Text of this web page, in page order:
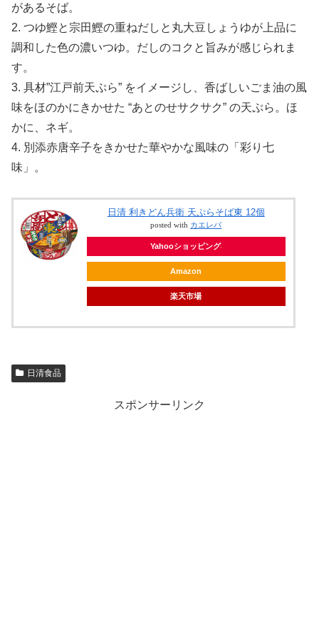
があるそば。
2. つゆ鰹と宗田鰹の重ねだしと丸大豆しょうゆが上品に
調和した色の濃いつゆ。だしのコクと旨みが感じられま
す。
3. 具材”江戸前天ぷら” をイメージし、香ばしいごま油の風
味をほのかにきかせた “あとのせサクサク” の天ぷら。ほ
かに、ネギ。
4. 別添赤唐辛子をきかせた華やかな風味の「彩り七
味」。
日清 利きどん兵衛 天ぷらそば東 12個
posted with カエレバ
Yahooショッピング
Amazon
楽天市場
日清食品
スポンサーリンク